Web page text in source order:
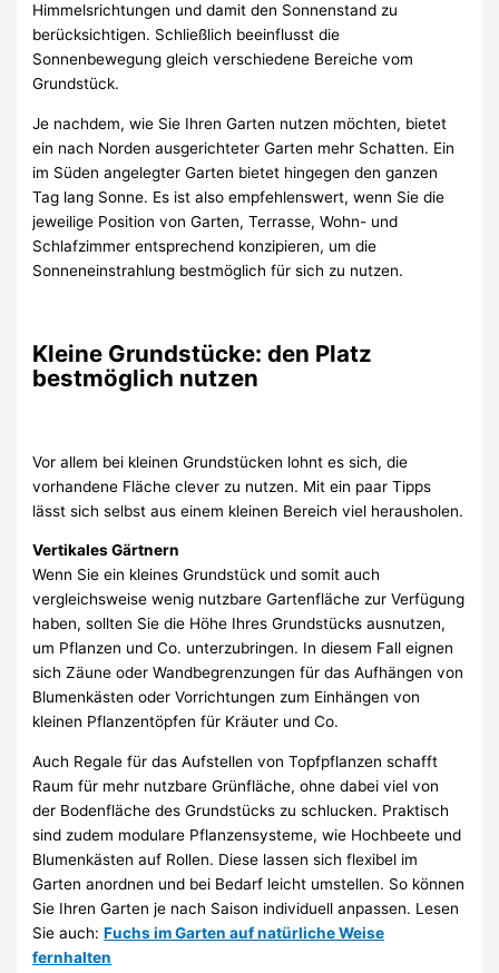
Himmelsrichtungen und damit den Sonnenstand zu
berücksichtigen. Schließlich beeinflusst die
Sonnenbewegung gleich verschiedene Bereiche vom
Grundstück.
Je nachdem, wie Sie Ihren Garten nutzen möchten, bietet
ein nach Norden ausgerichteter Garten mehr Schatten. Ein
im Süden angelegter Garten bietet hingegen den ganzen
Tag lang Sonne. Es ist also empfehlenswert, wenn Sie die
jeweilige Position von Garten, Terrasse, Wohn- und
Schlafzimmer entsprechend konzipieren, um die
Sonneneinstrahlung bestmöglich für sich zu nutzen.
Kleine Grundstücke: den Platz
bestmöglich nutzen
Vor allem bei kleinen Grundstücken lohnt es sich, die
vorhandene Fläche clever zu nutzen. Mit ein paar Tipps
lässt sich selbst aus einem kleinen Bereich viel herausholen.
Vertikales Gärtnern
Wenn Sie ein kleines Grundstück und somit auch
vergleichsweise wenig nutzbare Gartenfläche zur Verfügung
haben, sollten Sie die Höhe Ihres Grundstücks ausnutzen,
um Pflanzen und Co. unterzubringen. In diesem Fall eignen
sich Zäune oder Wandbegrenzungen für das Aufhängen von
Blumenkästen oder Vorrichtungen zum Einhängen von
kleinen Pflanzentöpfen für Kräuter und Co.
Auch Regale für das Aufstellen von Topfpflanzen schafft
Raum für mehr nutzbare Grünfläche, ohne dabei viel von
der Bodenfläche des Grundstücks zu schlucken. Praktisch
sind zudem modulare Pflanzensysteme, wie Hochbeete und
Blumenkästen auf Rollen. Diese lassen sich flexibel im
Garten anordnen und bei Bedarf leicht umstellen. So können
Sie Ihren Garten je nach Saison individuell anpassen. Lesen
Sie auch:Fuchs im Garten auf natürliche Weise
fernhalten